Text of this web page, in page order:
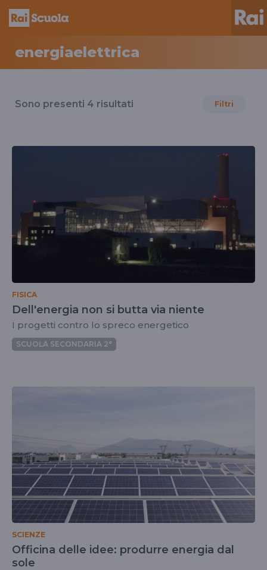
energiaelettrica
il
energiaelettrica
Sono presenti 4 risultati Filtri
FISICA
Dell'energia non si butta via niente
I progetti contro lo spreco energetico
SCUOLA SECONDARIA 2°
SCIENZE
Officina delle idee: produrre energia dal
sole